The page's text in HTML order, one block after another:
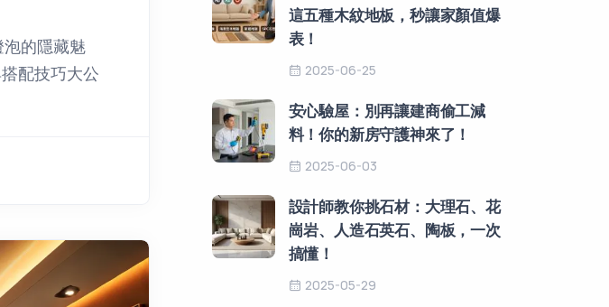
的隱藏魅
配技巧大公
這五種木紋地板，秒讓家顏值爆
表！
2025-06-25
安心驗屋：別再讓建商偷工減
料！你的新房守護神來了！
2025-06-03
設計師教你挑石材：大理石、花
崗岩、人造石英石、陶板，一次
搞懂！
2025-05-29